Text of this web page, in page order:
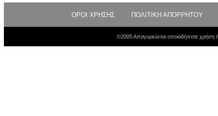
ΟΡΟΙ ΧΡΗΣΗΣ ΠΟΛΙΤΙΚΗ ΑΠΟΡΡΗΤΟΥ
©2005 Απαγορεύεται οποιαδήποτε χρήση